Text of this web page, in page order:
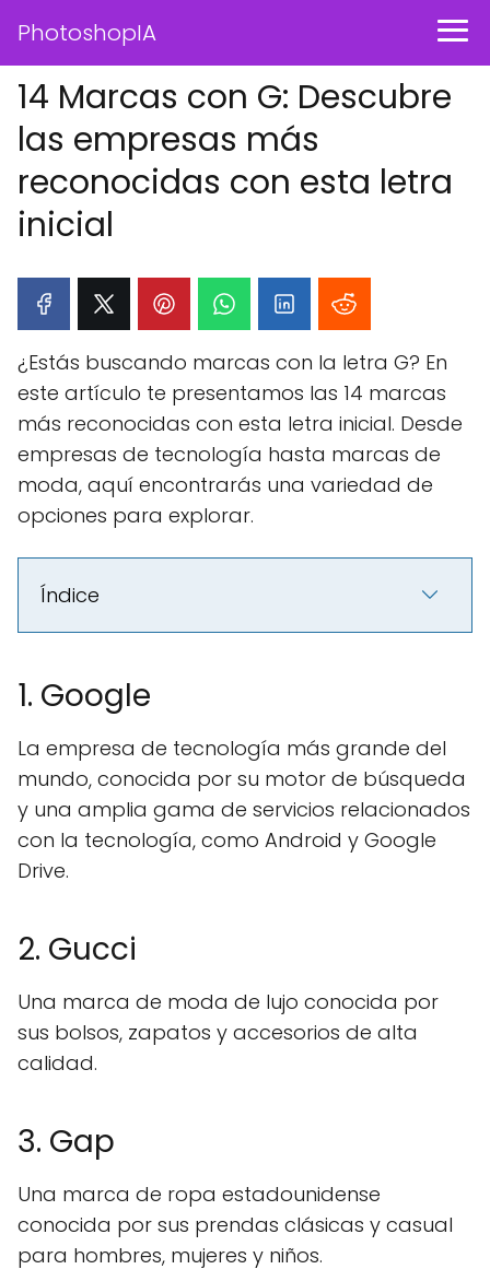
PhotoshopIA
14 Marcas con G: Descubre
las empresas más
reconocidas con esta letra
inicial
¿Estás buscando marcas con la letra G? En
este artículo te presentamos las 14 marcas
más reconocidas con esta letra inicial. Desde
empresas de tecnología hasta marcas de
moda, aquí encontrarás una variedad de
opciones para explorar.
Índice
1. Google
La empresa de tecnología más grande del
mundo, conocida por su motor de búsqueda
y una amplia gama de servicios relacionados
con la tecnología, como Android y Google
Drive.
2. Gucci
Una marca de moda de lujo conocida por
sus bolsos, zapatos y accesorios de alta
calidad.
3. Gap
Una marca de ropa estadounidense
conocida por sus prendas clásicas y casual
para hombres, mujeres y niños.